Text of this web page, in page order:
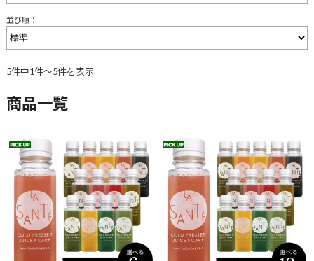
並び順：
5件中1件〜5件を表示
商品一覧